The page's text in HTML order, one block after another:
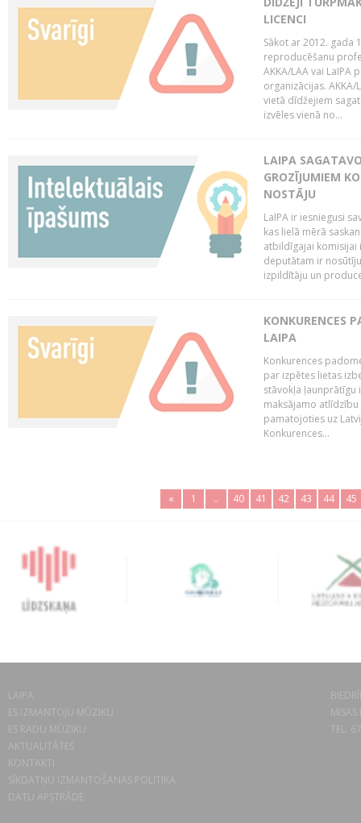
LICENCI
Sākot ar 2012. gada
reproducēšanu
AKKA/LAA vai LaIPA
organizācijas.
vietā dīdžejiem
izvēles vienā no...
LAIPA
GROZĪJUMIEM
NOSTĀJU
LaIPA ir iesniegusi
kas lielā mērā
atbildīgajai komisijai
deputātam ir
izpildītāju un
KONKURENCES
LAIPA
Konkurences
par izpētes lietas
stāvokļa ļaunprātīgu
maksājamo
pamatojoties uz
Konkurences...
« 1 .. 40 41 42 43 44 45
LAIPA
ES IZMANTOJU MŪZIKU
ES RADU MŪZIKU
AKTUALITĀTES
KONTAKTI
SĪKDATŅU IZMANTOŠANAS POLITIKA
DATU APSTRĀDE
TEL.